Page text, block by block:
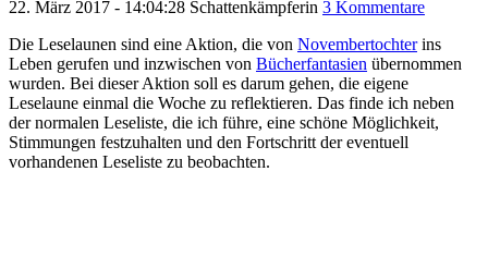
22. März 2017 - 14:04:28 Schattenkämpferin 3 Kommentare
Die Leselaunen sind eine Aktion, die von Novembertochterins
Leben gerufen und inzwischen von Bücherfantasien übernommen
wurden. Bei dieser Aktion soll es darum gehen, die eigene
Leselaune einmal die Woche zu reflektieren. Das finde ich neben
der normalen Leseliste, die ich führe, eine schöne Möglichkeit,
Stimmungen festzuhalten und den Fortschritt der eventuell
vorhandenen Leseliste zu beobachten.